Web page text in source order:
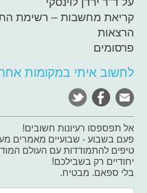
קריאת מחשבות – רשימת
הרצאות
פרסומים
לחשוב איתי במקומות
אל תפספסו רעיונות חשובים!
פעם בשבוע - שבועיים מאמרים
טיפים להתמודדות עם העולם
יחודיים רק בשבילכם!
בלי ספאם. מבטיח.